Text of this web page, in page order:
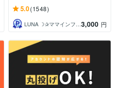
5.0(1548)
LUNA ☽✰ママインフルエンサー 3,000 円